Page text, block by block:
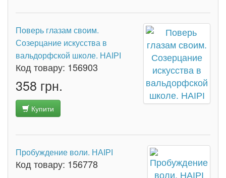
Поверь глазам своим.
Созерцание искусства в
вальдорфской школе. НАІРІ
Код товару: 156903
358 грн.
Купити
Пробуждение воли. НАІРІ
Код товару: 156778